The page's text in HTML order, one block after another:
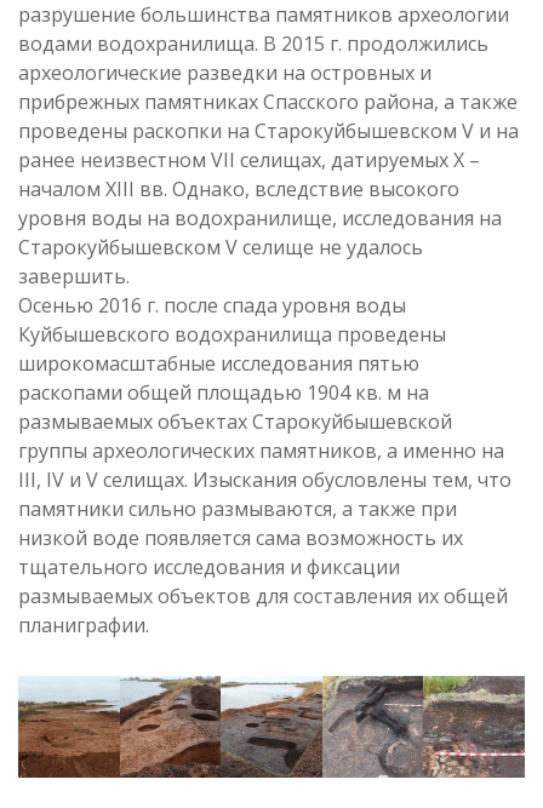
разрушение большинства памятников археологии
водами водохранилища. В 2015 г. продолжились
археологические разведки на островных и
прибрежных памятниках Спасского района, а также
проведены раскопки на Старокуйбышевском V и на
ранее неизвестном VII селищах, датируемых X –
началом XIII вв. Однако, вследствие высокого
уровня воды на водохранилище, исследования на
Старокуйбышевском V селище не удалось
завершить.
Осенью 2016 г. после спада уровня воды
Куйбышевского водохранилища проведены
широкомасштабные исследования пятью
раскопами общей площадью 1904 кв. м на
размываемых объектах Старокуйбышевской
группы археологических памятников, а именно на
III, IV и V селищах. Изыскания обусловлены тем, что
памятники сильно размываются, а также при
низкой воде появляется сама возможность их
тщательного исследования и фиксации
размываемых объектов для составления их общей
планиграфии.